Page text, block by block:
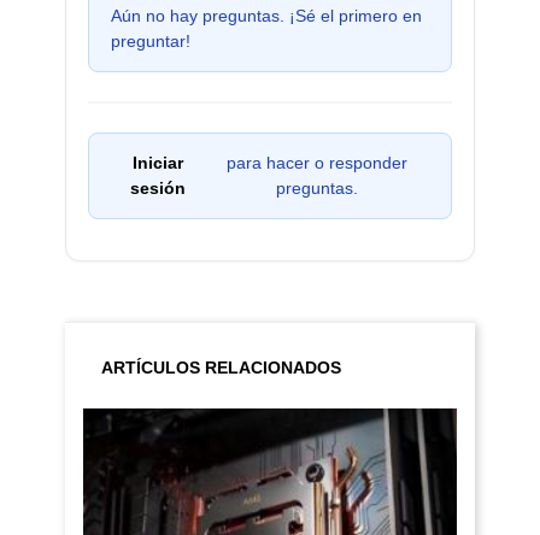
Aún no hay preguntas. ¡Sé el primero en
preguntar!
Iniciar
sesión
para hacer o responder
preguntas.
ARTÍCULOS RELACIONADOS